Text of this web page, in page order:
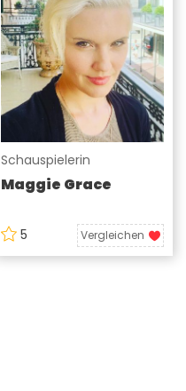
Schauspielerin
Maggie Grace
5 Vergleichen